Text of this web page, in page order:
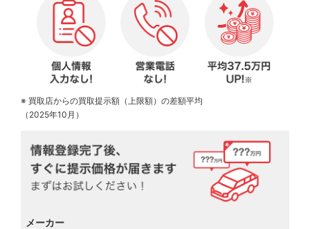
※ 買取店からの買取提示額（上限額）の差額平均
（2025年10月）
メーカー